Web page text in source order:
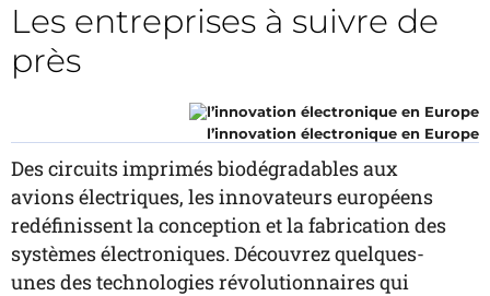
Les entreprises à suivre de
près
l’innovation électronique en Europe
Des circuits imprimés biodégradables aux
avions électriques, les innovateurs européens
redéfinissent la conception et la fabrication des
systèmes électroniques. Découvrez quelques-
unes des technologies révolutionnaires qui